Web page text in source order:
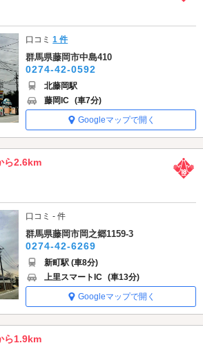
口コミ1 件
群馬県藤岡市中島410
0274-42-0592
北藤岡駅
藤岡IC (車7分)
Googleマップで開く
ら2.6km
口コミ - 件
群馬県藤岡市岡之郷1159-3
0274-42-6269
新町駅 (車8分)
上里スマートIC (車13分)
Googleマップで開く
ら1.9km